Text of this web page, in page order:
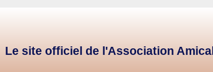
Le site officiel de l'Association